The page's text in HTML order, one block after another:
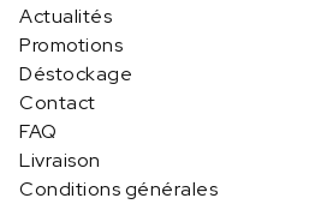
Actualités
Promotions
Déstockage
Contact
FAQ
Livraison
Conditions générales